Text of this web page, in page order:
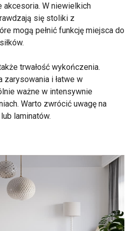
W niewielkich
się stoliki z
mogą pełnić funkcję miejsca do
trwałość wykończenia.
zarysowania i łatwe w
ważne w intensywnie
Warto zwrócić uwagę na
laminatów.